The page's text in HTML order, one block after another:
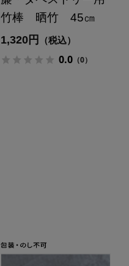
竹棒 晒竹 45㎝
1,320円 （税込）
0.0（0）